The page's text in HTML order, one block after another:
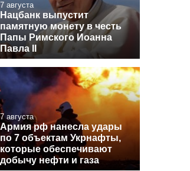
7 августа
Нацбанк выпустит
памятную монету в честь
Папы Римского Иоанна
Павла II
7 августа
Армия рф нанесла удары
по 7 объектам Укрнафты,
которые обеспечивают
добычу нефти и газа